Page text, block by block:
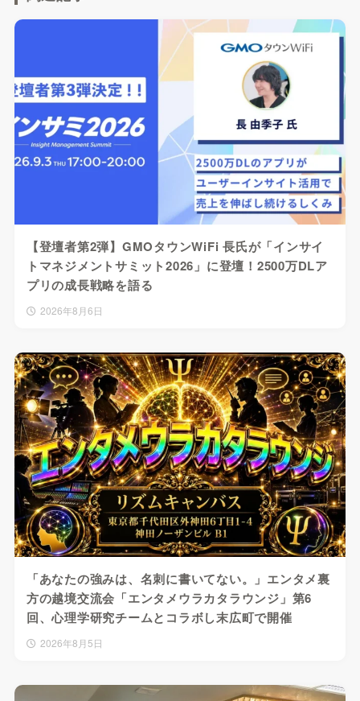
【登壇者第2弾】GMOタウンWiFi 長氏が「インサイ
トマネジメントサミット2026」に登壇！2500万DLア
プリの成長戦略を語る
2026年8月6日
「あなたの強みは、名刺に書いてない。」エンタメ裏
方の越境交流会「エンタメウラカタラウンジ」第6
回、心理学研究チームとコラボし末広町で開催
2026年8月5日